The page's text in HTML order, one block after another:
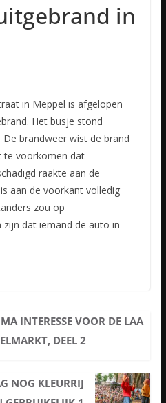
in
in Meppel is afgelopen
Het busje stond
De brandweer wist de brand
te voorkomen dat
raakte aan de
aan de voorkant volledig
zou op
zijn dat iemand de auto in
INTERESSE VOOR DE LAA
DEEL 2
NOG KLEURRIJ